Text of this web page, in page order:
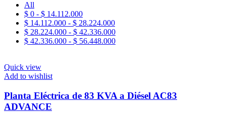
All
$ 0 - $ 14.112.000
$ 14.112.000 - $ 28.224.000
$ 28.224.000 - $ 42.336.000
$ 42.336.000 - $ 56.448.000
Quick view
Add to wishlist
Planta Eléctrica de 83 KVA a Diésel AC83
ADVANCE